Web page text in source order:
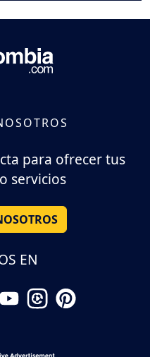
para ofrecer tus
servicios
EN